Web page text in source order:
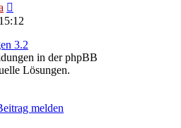
Beitrag
3.2
in der phpBB
Lösungen.
melden